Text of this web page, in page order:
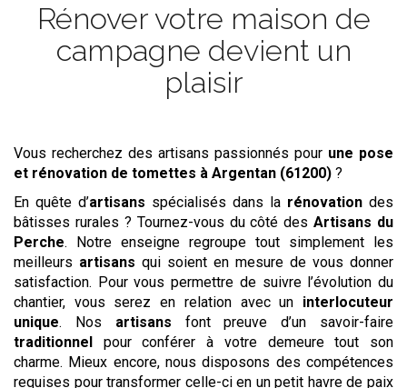
Rénover votre maison de
campagne devient un
plaisir
Vous recherchez des artisans passionnés pour une pose
et rénovation de tomettes à Argentan (61200) ?
En quête d’artisans spécialisés dans la rénovation des
bâtisses rurales ? Tournez-vous du côté desArtisans du
Perche. Notre enseigne regroupe tout simplement les
meilleurs artisans qui soient en mesure de vous donner
satisfaction. Pour vous permettre de suivre l’évolution du
chantier, vous serez en relation avec un interlocuteur
unique. Nos artisans font preuve d’un savoir-faire
traditionnel
pour conférer à votre demeure tout son
charme. Mieux encore, nous disposons des compétences
requises pour transformer celle-ci en un petit havre de paix